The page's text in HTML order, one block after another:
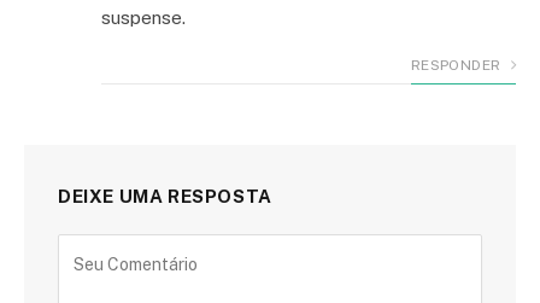
suspense.
RESPONDER
DEIXE UMA RESPOSTA